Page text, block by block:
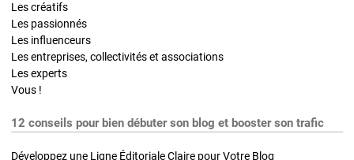
Les créatifs
Les passionnés
Les influenceurs
Les entreprises, collectivités et associations
Les experts
Vous !
12 conseils pour bien débuter son blog et booster son trafic
Développez une Ligne Éditoriale Claire pour Votre Blog